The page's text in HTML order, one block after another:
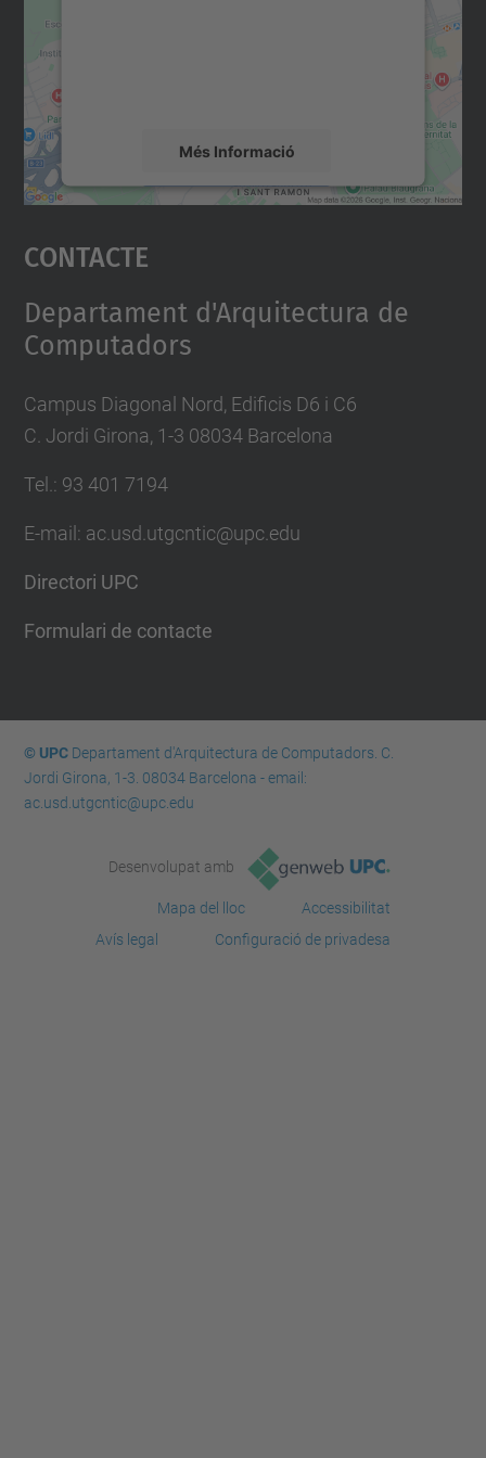
Més Informació
Accepta
powered by
Contacte
Departament d'Arquitectura de
Computadors
Campus Diagonal Nord, Edificis D6 i C6
C. Jordi Girona, 1-3 08034 Barcelona
Tel.: 93 401 7194
E-mail: ac.usd.utgcntic@upc.edu
Directori UPC
Formulari de contacte
© UPCDepartament d'Arquitectura de Computadors. C.
Jordi Girona, 1-3. 08034 Barcelona - email:
ac.usd.utgcntic@upc.edu
Desenvolupat amb
Mapa del lloc
Accessibilitat
Avís legal
Configuració de privadesa